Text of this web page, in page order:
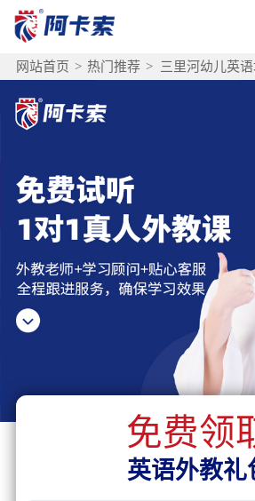
网站首页 > 热门推荐 > 三里河幼儿英
免费领
英语外教礼